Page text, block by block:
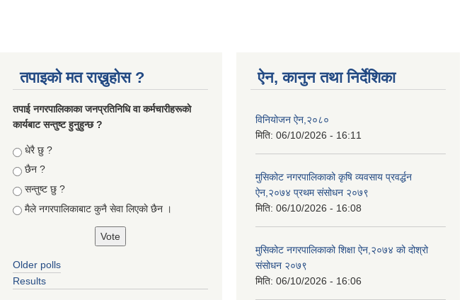
तपाइको मत राख्नुहोस ?
तपा‌ई नगरपालिकाका जनप्रतिनिधि वा कर्मचारीहरूकाे
कार्यबाट सन्तुष्ट हुनुहुन्छ ?
Choices
धेरै छु ?
छैन ?
सन्तुष्ट छु ?
मैले नगरपालिकाबाट कुनै सेवा लिएकाे छैन ।
Older polls
Results
ऐन, कानुन तथा निर्देशिका
विनियोजन ऐन,२०८०
मिति: 06/10/2026 - 16:11
मुसिकोट नगरपालिकाको कृषि व्यवसाय प्रवर्द्धन
ऐन,२०७४ प्रथम संसोधन २०७९
मिति: 06/10/2026 - 16:08
मुसिकोट नगरपालिकाको शिक्षा ऐन,२०७४ को दोश्रो
संसोधन २०७९
मिति: 06/10/2026 - 16:06